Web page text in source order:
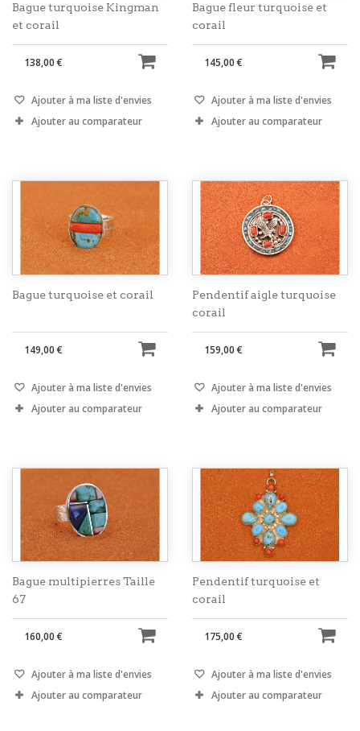
Bague turquoise Kingman
et corail
138,00 €
Ajouter à ma liste d'envies
Ajouter au comparateur
Bague fleur turquoise et
corail
145,00 €
Ajouter à ma liste d'envies
Ajouter au comparateur
Bague turquoise et corail
149,00 €
Ajouter à ma liste d'envies
Ajouter au comparateur
Pendentif aigle turquoise
corail
159,00 €
Ajouter à ma liste d'envies
Ajouter au comparateur
Bague multipierres Taille
67
160,00 €
Ajouter à ma liste d'envies
Ajouter au comparateur
Pendentif turquoise et
corail
175,00 €
Ajouter à ma liste d'envies
Ajouter au comparateur